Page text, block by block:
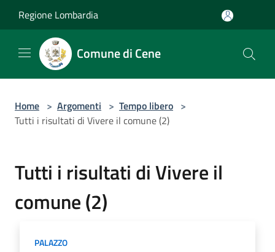
Regione Lombardia
Comune di Cene
Home > Argomenti > Tempo libero >
Tutti i risultati di Vivere il comune (2)
Tutti i risultati di Vivere il
comune (2)
PALAZZO